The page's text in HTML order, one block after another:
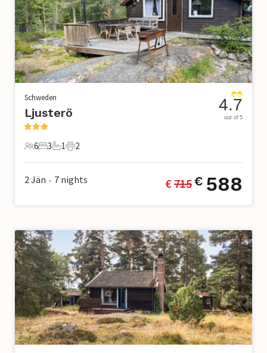
Schweden
Ljusterö
6 Gäste
6
3 Schlafzimmer
3
1 Badezimmer
1
2 Haustiere
2
4.7
out of 5
2 Jän • 7 nights € 715€ 588